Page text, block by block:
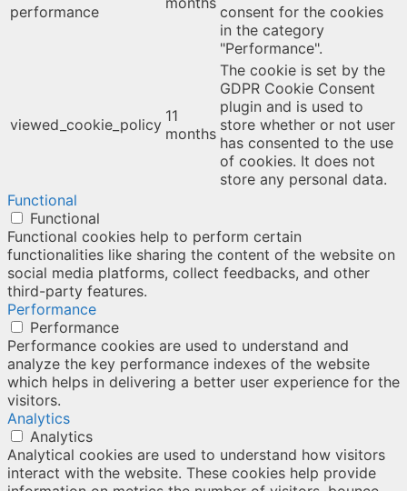
performance
consent for the cookies
in the category
"Performance".
viewed_cookie_policy 11
months
The cookie is set by the
GDPR Cookie Consent
plugin and is used to
store whether or not user
has consented to the use
of cookies. It does not
store any personal data.
Functional
Functional
Functional cookies help to perform certain
functionalities like sharing the content of the website on
social media platforms, collect feedbacks, and other
third-party features.
Performance
Performance
Performance cookies are used to understand and
analyze the key performance indexes of the website
which helps in delivering a better user experience for the
visitors.
Analytics
Analytics
Analytical cookies are used to understand how visitors
interact with the website. These cookies help provide